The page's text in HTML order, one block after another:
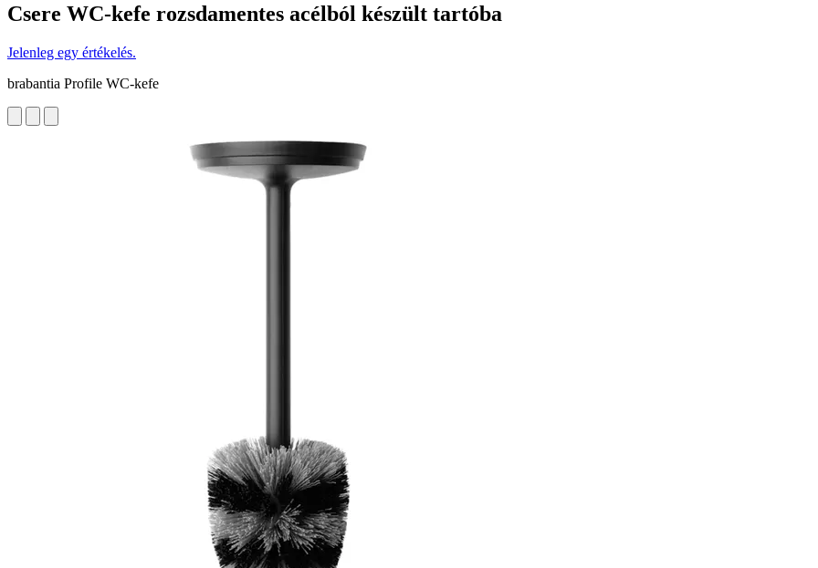
Csere WC-kefe rozsdamentes acélból készült tartóba
Jelenleg egy értékelés.
brabantia Profile WC-kefe